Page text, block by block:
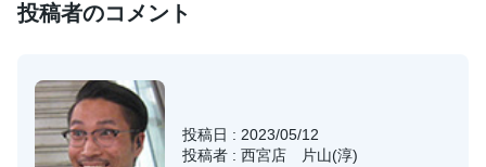
投稿者のコメント
投稿日 : 2023/05/12
投稿者 : 西宮店 片山(淳)